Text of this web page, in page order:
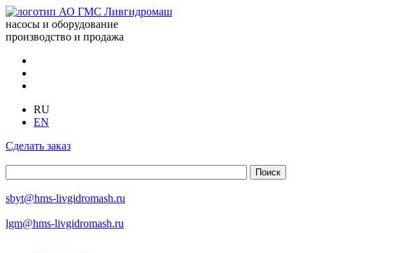
насосы и оборудование
производство и продажа
RU
EN
Сделать заказ
sbyt@hms-livgidromash.ru
lgm@hms-livgidromash.ru